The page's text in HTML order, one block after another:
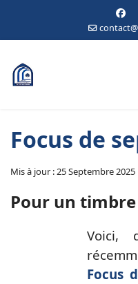
Focus de
Mis à jour : 25 Septembre 2025
Pour un
Voici,
Focus